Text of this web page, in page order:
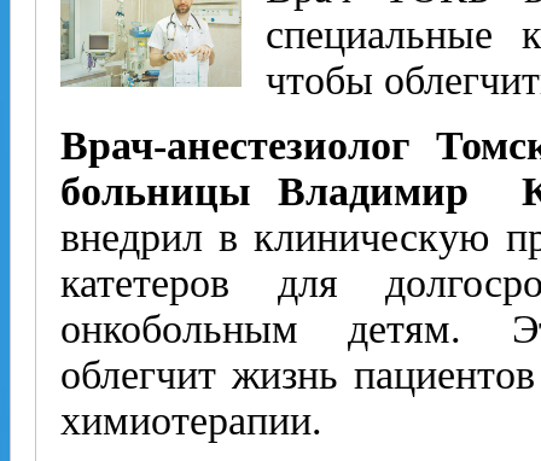
специальные
чтобы
Врач-анестезиолог
больницы Владимир
внедрил в клиническую
катетеров для
онкобольным детям.
облегчит жизнь
химиотерапии.